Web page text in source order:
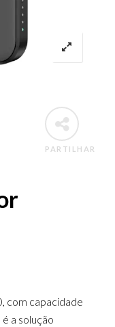
PARTILHAR
com capacidade
a solução